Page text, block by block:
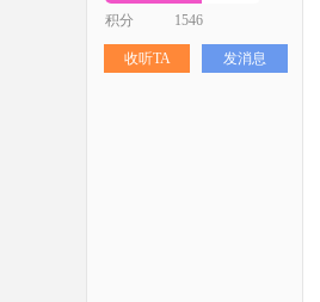
积分 1546
收听TA 发消息